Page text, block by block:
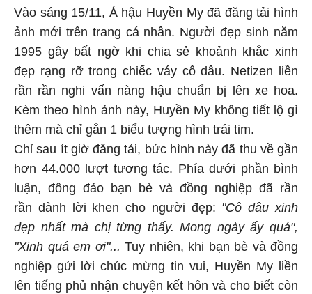
Vào sáng 15/11, Á hậu Huyền My đã đăng tải hình
ảnh mới trên trang cá nhân. Người đẹp sinh năm
1995 gây bất ngờ khi chia sẻ khoảnh khắc xinh
đẹp rạng rỡ trong chiếc váy cô dâu. Netizen liền
rần rần nghi vấn nàng hậu chuẩn bị lên xe hoa.
Kèm theo hình ảnh này, Huyền My không tiết lộ gì
thêm mà chỉ gắn 1 biểu tượng hình trái tim.
Chỉ sau ít giờ đăng tải, bức hình này đã thu về gần
hơn 44.000 lượt tương tác. Phía dưới phần bình
luận, đông đảo bạn bè và đồng nghiệp đã rần
rần dành lời khen cho người đẹp: "Cô dâu xinh
đẹp nhất mà chị từng thấy. Mong ngày ấy quá",
"Xinh quá em ơi"... Tuy nhiên, khi bạn bè và đồng
nghiệp gửi lời chúc mừng tin vui, Huyền My liền
lên tiếng phủ nhận chuyện kết hôn và cho biết còn